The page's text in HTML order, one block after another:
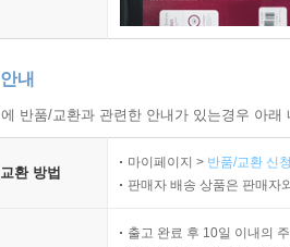
내
반품/교환과 관련한 안내가 있는경우 아
환 방법
마이페이지 > 반품/교환 신
판매자 배송 상품은 판매자
출고 완료 후 10일 이내의